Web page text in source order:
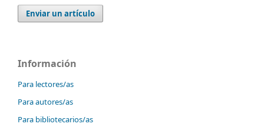
Enviar un artículo
Información
Para lectores/as
Para autores/as
Para bibliotecarios/as